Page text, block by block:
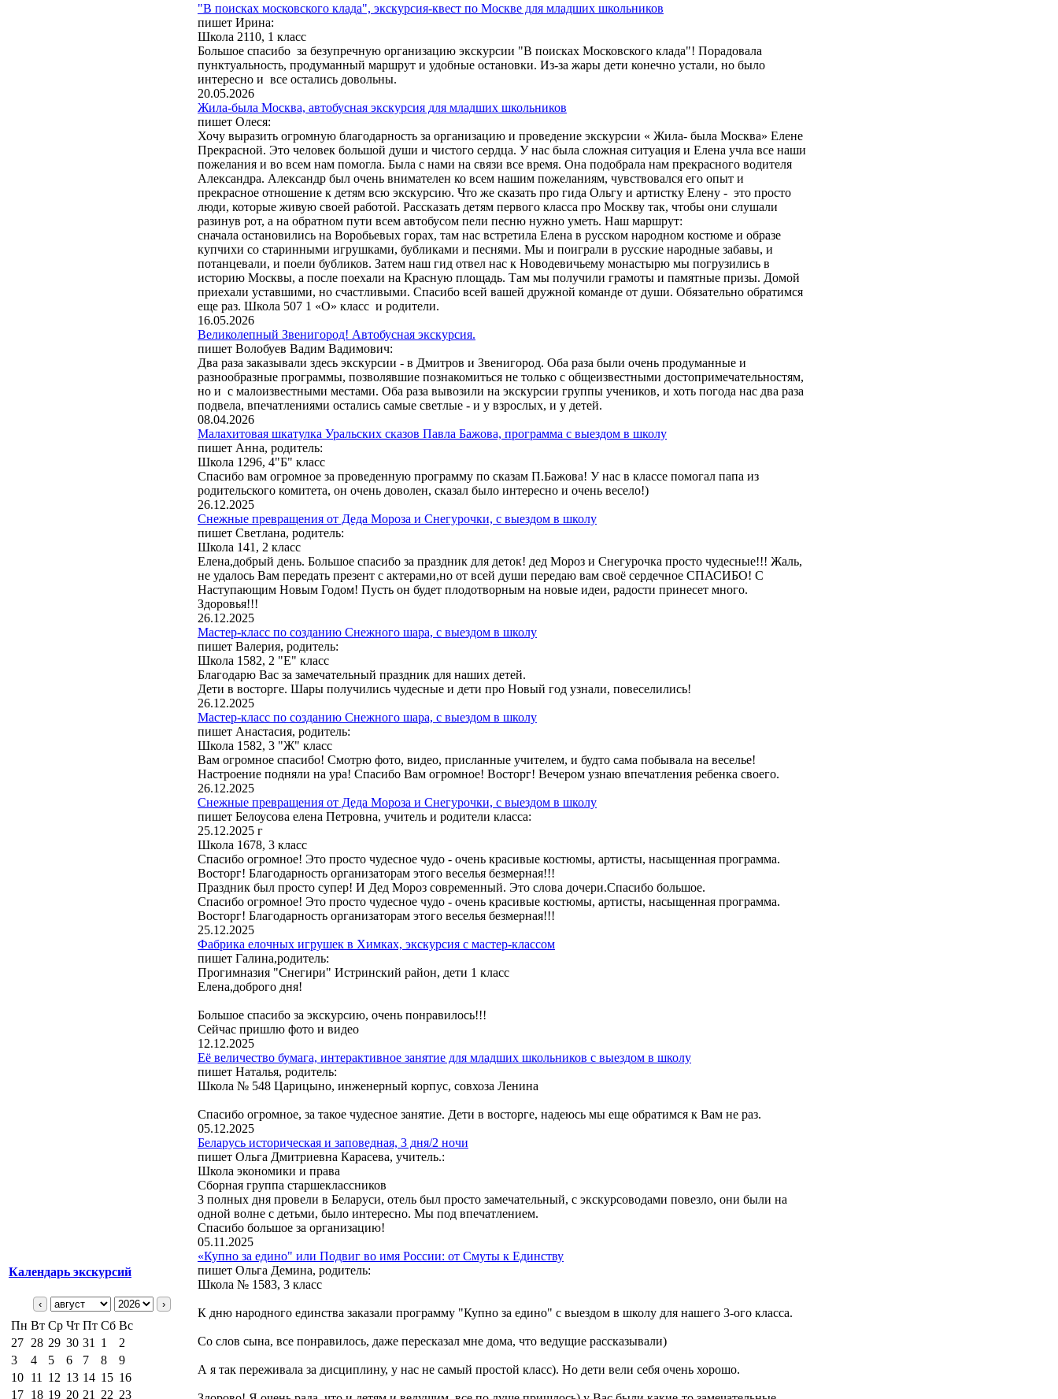
Календарь экскурсий
‹ ›
Пн Вт Ср Чт Пт Сб Вс
27 28 29 30 31 1
2
3
4 5 6 7 8
9
10 11 12 13 14 15 16
17 18 19 20 21 22 23
"В поисках московского клада", экскурсия-квест по Москве для младших школьников
пишет Ирина:
Школа 2110, 1 класс
Большое спасибо за безупречную организацию экскурсии "В поисках Московского клада"! Порадовала
пунктуальность, продуманный маршрут и удобные остановки. Из-за жары дети конечно устали, но было
интересно и все остались довольны.
20.05.2026
Жила-была Москва, автобусная экскурсия для младших школьников
пишет Олеся:
Хочу выразить огромную благодарность за организацию и проведение экскурсии « Жила- была Москва» Елене
Прекрасной. Это человек большой души и чистого сердца. У нас была сложная ситуация и Елена учла все наши
пожелания и во всем нам помогла. Была с нами на связи все время. Она подобрала нам прекрасного водителя
Александра. Александр был очень внимателен ко всем нашим пожеланиям, чувствовался его опыт и
прекрасное отношение к детям всю экскурсию. Что же сказать про гида Ольгу и артистку Елену - это просто
люди, которые живую своей работой. Рассказать детям первого класса про Москву так, чтобы они слушали
разинув рот, а на обратном пути всем автобусом пели песню нужно уметь. Наш маршрут:
сначала остановились на Воробьевых горах, там нас встретила Елена в русском народном костюме и образе
купчихи со старинными игрушками, бубликами и песнями. Мы и поиграли в русские народные забавы, и
потанцевали, и поели бубликов. Затем наш гид отвел нас к Новодевичьему монастырю мы погрузились в
историю Москвы, а после поехали на Красную площадь. Там мы получили грамоты и памятные призы. Домой
приехали уставшими, но счастливыми. Спасибо всей вашей дружной команде от души. Обязательно обратимся
еще раз. Школа 507 1 «О» класс и родители.
16.05.2026
Великолепный Звенигород! Автобусная экскурсия.
пишет Волобуев Вадим Вадимович:
Два раза заказывали здесь экскурсии - в Дмитров и Звенигород. Оба раза были очень продуманные и
разнообразные программы, позволявшие познакомиться не только с общеизвестными достопримечательностям,
но и с малоизвестными местами. Оба раза вывозили на экскурсии группы учеников, и хоть погода нас два раза
подвела, впечатлениями остались самые светлые - и у взрослых, и у детей.
08.04.2026
Малахитовая шкатулка Уральских сказов Павла Бажова, программа с выездом в школу
пишет Анна, родитель:
Школа 1296, 4"Б" класс
Спасибо вам огромное за проведенную программу по сказам П.Бажова! У нас в классе помогал папа из
родительского комитета, он очень доволен, сказал было интересно и очень весело!)
26.12.2025
Снежные превращения от Деда Мороза и Снегурочки, с выездом в школу
пишет Светлана, родитель:
Школа 141, 2 класс
Елена,добрый день. Большое спасибо за праздник для деток! дед Мороз и Снегурочка просто чудесные!!! Жаль,
не удалось Вам передать презент с актерами,но от всей души передаю вам своё сердечное СПАСИБО! С
Наступающим Новым Годом! Пусть он будет плодотворным на новые идеи, радости принесет много.
Здоровья!!!
26.12.2025
Мастер-класс по созданию Снежного шара, с выездом в школу
пишет Валерия, родитель:
Школа 1582, 2 "Е" класс
Благодарю Вас за замечательный праздник для наших детей.
Дети в восторге. Шары получились чудесные и дети про Новый год узнали, повеселились!
26.12.2025
Мастер-класс по созданию Снежного шара, с выездом в школу
пишет Анастасия, родитель:
Школа 1582, 3 "Ж" класс
Вам огромное спасибо! Смотрю фото, видео, присланные учителем, и будто сама побывала на веселье!
Настроение подняли на ура! Спасибо Вам огромное! Восторг! Вечером узнаю впечатления ребенка своего.
26.12.2025
Снежные превращения от Деда Мороза и Снегурочки, с выездом в школу
пишет Белоусова елена Петровна, учитель и родители класса:
25.12.2025 г
Школа 1678, 3 класс
Спасибо огромное! Это просто чудесное чудо - очень красивые костюмы, артисты, насыщенная программа.
Восторг! Благодарность организаторам этого веселья безмерная!!!
Праздник был просто супер! И Дед Мороз современный. Это слова дочери.Спасибо большое.
Спасибо огромное! Это просто чудесное чудо - очень красивые костюмы, артисты, насыщенная программа.
Восторг! Благодарность организаторам этого веселья безмерная!!!
25.12.2025
Фабрика елочных игрушек в Химках, экскурсия с мастер-классом
пишет Галина,родитель:
Прогимназия "Снегири" Истринский район, дети 1 класс
Елена,доброго дня!
Большое спасибо за экскурсию, очень понравилось!!!
Сейчас пришлю фото и видео
12.12.2025
Её величество бумага, интерактивное занятие для младших школьников с выездом в школу
пишет Наталья, родитель:
Школа № 548 Царицыно, инженерный корпус, совхоза Ленина
Спасибо огромное, за такое чудесное занятие. Дети в восторге, надеюсь мы еще обратимся к Вам не раз.
05.12.2025
Беларусь историческая и заповедная, 3 дня/2 ночи
пишет Ольга Дмитриевна Карасева, учитель.:
Школа экономики и права
Сборная группа старшеклассников
3 полных дня провели в Беларуси, отель был просто замечательный, с экскурсоводами повезло, они были на
одной волне с детьми, было интересно. Мы под впечатлением.
Спасибо большое за организацию!
05.11.2025
«Купно за едино" или Подвиг во имя России: от Смуты к Единству
пишет Ольга Демина, родитель:
Школа № 1583, 3 класс
К дню народного единства заказали программу "Купно за едино" с выездом в школу для нашего 3-ого класса.
Со слов сына, все понравилось, даже пересказал мне дома, что ведущие рассказывали)
А я так переживала за дисциплину, у нас не самый простой класс). Но дети вели себя очень хорошо.